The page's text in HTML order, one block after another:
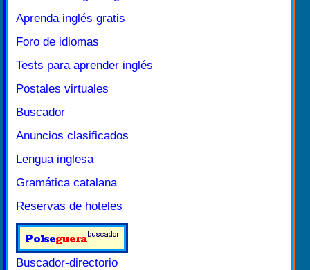
Aprenda inglés gratis
Foro de idiomas
Tests para aprender inglés
Postales virtuales
Buscador
Anuncios clasificados
Lengua inglesa
Gramática catalana
Reservas de hoteles
Buscador-directorio